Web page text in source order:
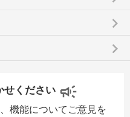
keyboard_arrow_right
keyboard_arrow_right
せください
機能についてご意見を